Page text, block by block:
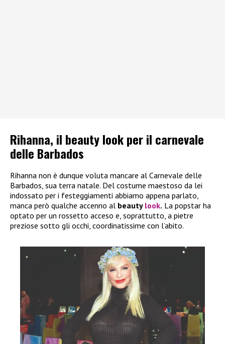
Rihanna, il beauty look per il carnevale
delle Barbados
Rihanna non è dunque voluta mancare al Carnevale delle
Barbados, sua terra natale. Del costume maestoso da lei
indossato per i festeggiamenti abbiamo appena parlato,
manca però qualche accenno al beauty look. La popstar ha
optato per un rossetto acceso e, soprattutto, a pietre
preziose sotto gli occhi, coordinatissime con l’abito.